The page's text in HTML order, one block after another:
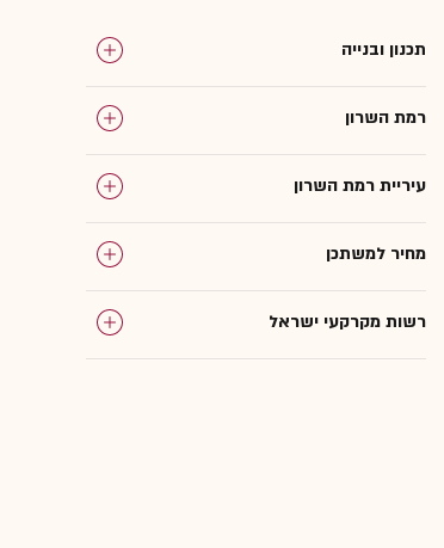
תכנון ובנייה
רמת השרון
עיריית רמת השרון
מחיר למשתכן
רשות מקרקעי ישראל